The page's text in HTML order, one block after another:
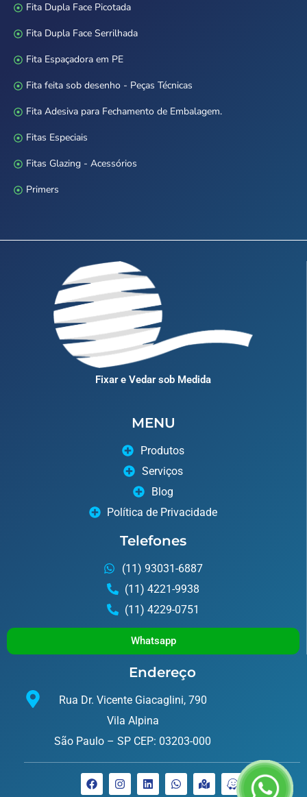
Fita Dupla Face Picotada
Fita Dupla Face Serrilhada
Fita Espaçadora em PE
Fita feita sob desenho - Peças Técnicas
Fita Adesiva para Fechamento de Embalagem.
Fitas Especiais
Fitas Glazing - Acessórios
Primers
Fixar e Vedar sob Medida
MENU
Produtos
Serviços
Blog
Política de Privacidade
Telefones
(11) 93031-6887
(11) 4221-9938
(11) 4229-0751
Whatsapp
Endereço
Rua Dr. Vicente Giacaglini, 790
Vila Alpina
São Paulo – SP CEP: 03203-000